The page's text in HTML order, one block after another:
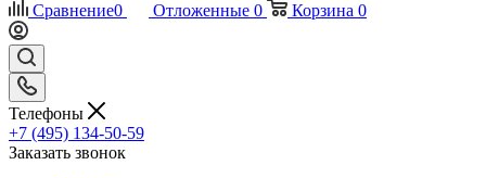
Сравнение0 Отложенные 0 Корзина 0
Телефоны
+7 (495) 134-50-59
Заказать звонок